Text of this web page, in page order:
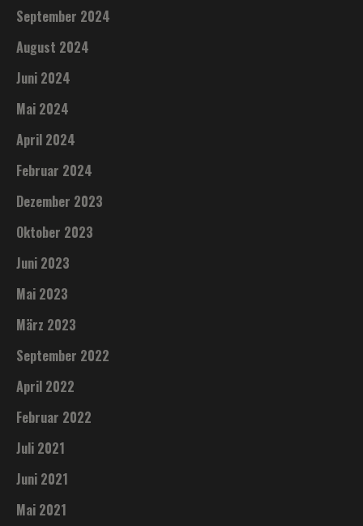
September 2024
August 2024
Juni 2024
Mai 2024
April 2024
Februar 2024
Dezember 2023
Oktober 2023
Juni 2023
Mai 2023
März 2023
September 2022
April 2022
Februar 2022
Juli 2021
Juni 2021
Mai 2021